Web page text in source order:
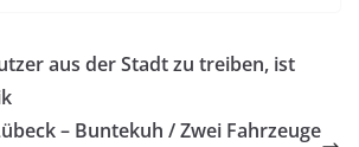
aus der Stadt zu treiben, ist
– Buntekuh / Zwei Fahrzeuge